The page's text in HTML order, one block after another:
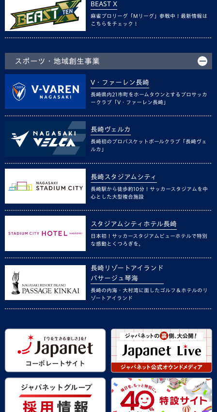
BEAST X
麻雀プロリーグ「Mリーグ」参戦中！最新情報は
こちらをチェック！
スポーツ・地域創生事業
V・ファーレン長崎
長崎県内21市町をホームタウンとするプロサッカ
ークラブ「V・ファーレン長崎」
長崎ヴェルカ
長崎初のプロバスケットボールクラブ「長崎ヴェ
ルカ」
長崎スタジアムシティ
長崎駅から徒歩約10分！サッカースタジアムを中
心とした大型複合施設
スタジアムシティホテル長崎
日本初！サッカースタジアムビューホテルで特別
な感動とくつろぎを。
長崎リゾートアイランド
パサージュ琴海
長崎の内海・大村湾に面したゴルフ＆ホテルのリ
ゾートアイランド